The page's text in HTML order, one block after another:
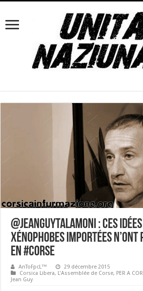
@JeanGuyTalamoni : ces
xénophobes importées
en #Corse
AnToFpcL™
29 décembre 2015
Corsica Libera, L'Assemblée de Corse, PER A
Jean Guy